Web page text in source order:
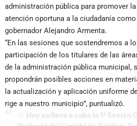
administración pública para promover
atención oportuna a la ciudadanía como
gobernador Alejandro Armenta.
“En las sesiones que sostendremos a
participación de los titulares de las
de la administración pública municipal,
propondrán posibles acciones en
la actualización y aplicación uniforme
rige a nuestro municipio”, puntualizó.